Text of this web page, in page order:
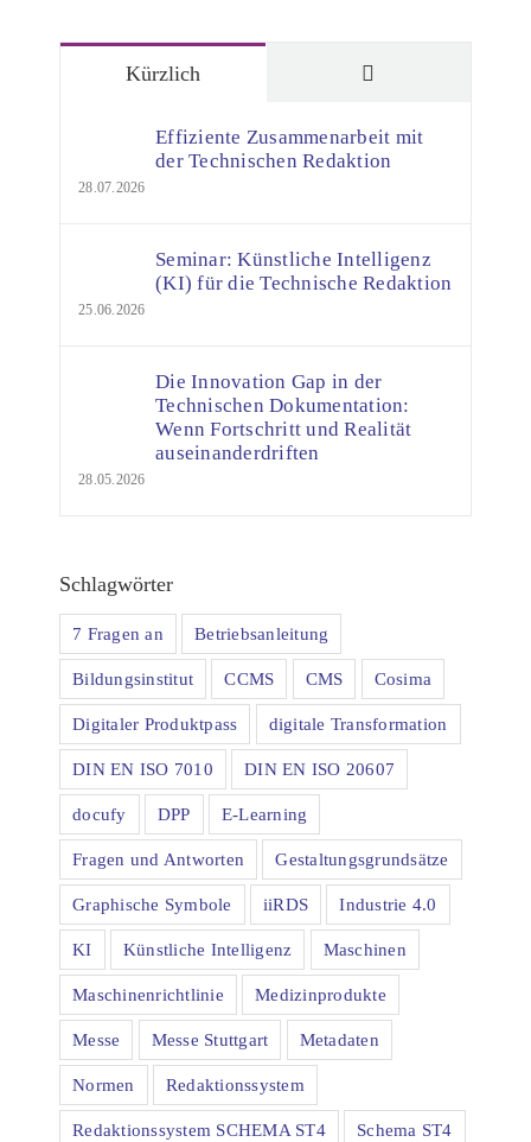
Kürzlich
Effiziente Zusammenarbeit mit
der Technischen Redaktion
28.07.2026
Seminar: Künstliche Intelligenz
(KI) für die Technische Redaktion
25.06.2026
Die Innovation Gap in der
Technischen Dokumentation:
Wenn Fortschritt und Realität
auseinanderdriften
28.05.2026
Schlagwörter
7 Fragen an Betriebsanleitung
Bildungsinstitut CCMS CMS Cosima
Digitaler Produktpass digitale Transformation
DIN EN ISO 7010 DIN EN ISO 20607
docufy DPP E-Learning
Fragen und Antworten Gestaltungsgrundsätze
Graphische Symbole iiRDS Industrie 4.0
KI Künstliche Intelligenz Maschinen
Maschinenrichtlinie Medizinprodukte
Messe Messe Stuttgart Metadaten
Normen Redaktionssystem
Redaktionssystem SCHEMA ST4 Schema ST4